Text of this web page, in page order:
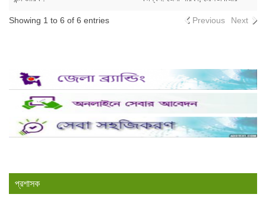
Showing 1 to 6 of 6 entries Previous Next
প্রশাসক